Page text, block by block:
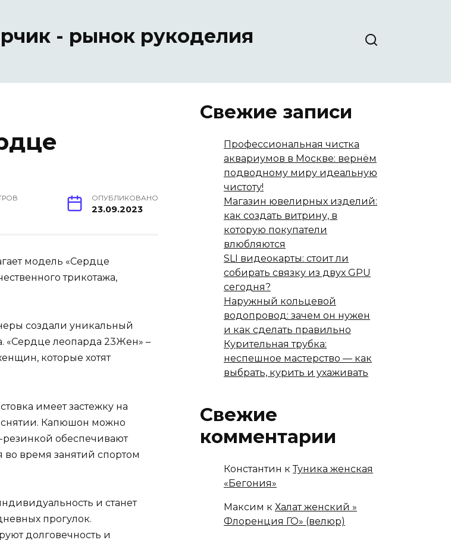
- рынок рукоделия
ОПУБЛИКОВАНО
23.09.2023
модель «Сердце
трикотажа,
создали уникальный
леопарда 23Жен» –
которые хотят
имеет застежку на
снятии. Капюшон можно
обеспечивают
время занятий спортом
и станет
прогулок.
долговечность и
Свежие записи
Профессиональная чистка
аквариумов в Москве: вернём
подводному миру идеальную
чистоту!
Магазин ювелирных изделий:
как создать витрину, в
которую покупатели
влюбляются
SLI видеокарты: стоит ли
собирать связку из двух GPU
сегодня?
Наружный кольцевой
водопровод: зачем он нужен
и как сделать правильно
Курительная трубка:
неспешное мастерство — как
выбрать, курить и ухаживать
Свежие
комментарии
Константин кТуника женская
«Бегония»
Максим к Халат женский »
Флоренция ГО» (велюр)